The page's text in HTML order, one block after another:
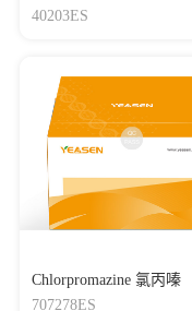
40203ES
Chlorpromazine 氯丙嗪
707278ES